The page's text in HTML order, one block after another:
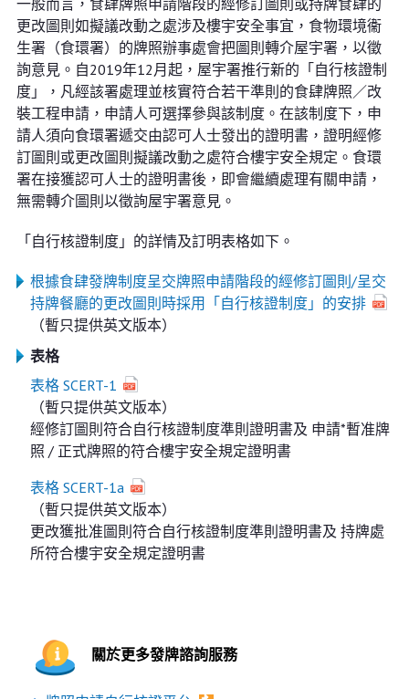
一般而言，食肆牌照申請階段的經修訂圖則或持牌食肆的
更改圖則如擬議改動之處涉及樓宇安全事宜，食物環境衞
生署（食環署）的牌照辦事處會把圖則轉介屋宇署，以徵
詢意見。自2019年12月起，屋宇署推行新的「自行核證制
度」，凡經該署處理並核實符合若干準則的食肆牌照／改
裝工程申請，申請人可選擇參與該制度。在該制度下，申
請人須向食環署遞交由認可人士發出的證明書，證明經修
訂圖則或更改圖則擬議改動之處符合樓宇安全規定。食環
署在接獲認可人士的證明書後，即會繼續處理有關申請，
無需轉介圖則以徵詢屋宇署意見。
「自行核證制度」的詳情及訂明表格如下。
根據食肆發牌制度呈交牌照申請階段的經修訂圖則/呈交
持牌餐廳的更改圖則時採用「自行核證制度」的安排
（暫只提供英文版本）
表格
表格 SCERT-1
（暫只提供英文版本）
經修訂圖則符合自行核證制度準則證明書及 申請*暫准牌
照 / 正式牌照的符合樓宇安全規定證明書
表格 SCERT-1a
（暫只提供英文版本）
更改獲批准圖則符合自行核證制度準則證明書及 持牌處
所符合樓宇安全規定證明書
關於更多發牌諮詢服務